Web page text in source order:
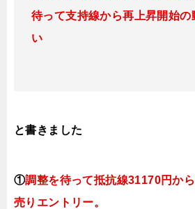
待って支持線から再上昇開始の
い
と書きました
①調整を待って抵抗線31170円か
売りエントリー。